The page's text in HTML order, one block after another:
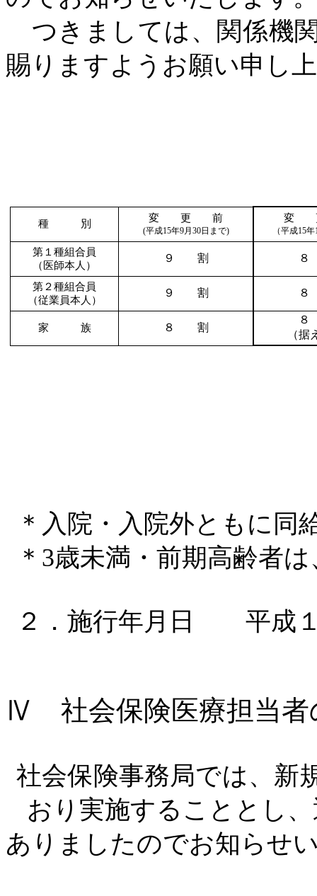
つきましては、関係機
賜りますようお願い申し
種 別 変 更 前
(平成15年9月30日まで)
変
（平成15年
第１種組合員
（医師本人）
９ 割
第２種組合員
（従業員本人）
９ 割
家 族 ８ 割
（据
＊入院・入院外ともに同
＊ 3歳未満・前期高齢者
２．施行年月日 平成１
Ⅳ 社会保険医療担当
社会保険事務局では、新
おり実施することとし
ありましたのでお知らせ